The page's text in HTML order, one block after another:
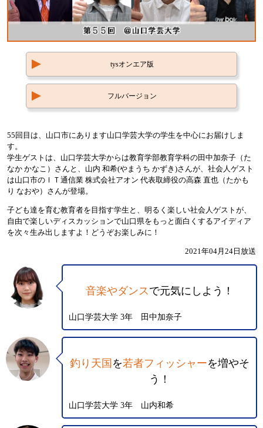
tysオンエア版
フルバージョン
55回目は、山口市にあります山口学芸大学の学生を中心にお届けしま
す。
学生ゲストは、山口学芸大学からは教育学部教育学科の田中加奈子（た
なか かなこ）さんと、山内 和希(やまうち かずき)さんが、社会人ゲスト
は山口市のＩＴ通信業 株式会社アオン 代表取締役の高森 直也（たかも
り なおや）さんが登場。
子ども達を育む教育者を目指す学生と、明るく楽しい社会人ゲストが、
自由で楽しいディスカッションで山口県をもっと面白くするアイディア
を次々生み出しますよ！どうぞお楽しみに！
2021年04月24日放送
音楽やダンスで元気にしよう！
山口学芸大学 3年 田中加奈子
釣り天国 を若者フィッシャーを増やそ
う！
山口学芸大学 3年 山内和希